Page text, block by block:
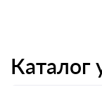
Каталог